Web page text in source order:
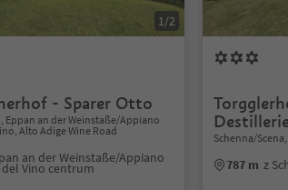
1/2
- Sparer Otto
Eppan an der Weinstaße/Appiano
Alto Adige Wine Road
an der Weinstaße/Appiano
Vino centrum
Schenna/
787 m z